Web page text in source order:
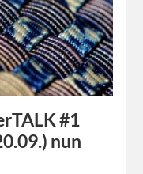
#1
nun